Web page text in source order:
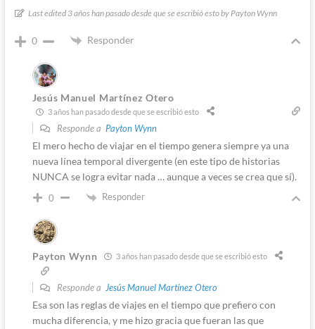
Last edited 3 años han pasado desde que se escribió esto by Payton Wynn
0 Responder
Jesús Manuel Martínez Otero
3 años han pasado desde que se escribió esto
Responde a Payton Wynn
El mero hecho de viajar en el tiempo genera siempre ya una
nueva línea temporal divergente (en este tipo de historias
NUNCA se logra evitar nada … aunque a veces se crea que sí).
0 Responder
Payton Wynn 3 años han pasado desde que se escribió esto
Responde a Jesús Manuel Martínez Otero
Esa son las reglas de viajes en el tiempo que prefiero con
mucha diferencia, y me hizo gracia que fueran las que